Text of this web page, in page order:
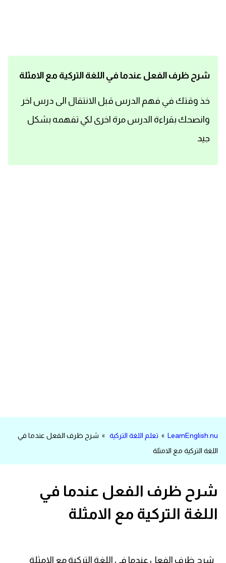
محادثات انجليزية
الاصوات الصحيحة في الانجليزية
قاموس كلمات انجليزية
اسماء الدول باللغة الانجليزية
تعلم اللغة الفرنسية
شرح ظرف الفعل عندما في اللغة التركية مع الامثلة
خذ وقتك في فهم الدرس قبل الانتقال الى درس اخر
وانصحك بقراءة الدرس مرة اخرى لكي تفهمه بشكل
جيد
LearnEnglish.nu
» تعلم اللغة التركية » شرح ظرف الفعل عندما في
اللغة التركية مع الامثلة
شرح ظرف الفعل عندما في
اللغة التركية مع الامثلة
شرح ظرف الفعل عندما في اللغة التركية مع الامثلة